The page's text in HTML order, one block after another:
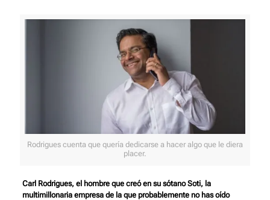
Rodrigues cuenta que quería dedicarse a hacer algo que le diera
placer.
Carl Rodrigues, el hombre que creó en su sótano Soti, la
multimillonaria empresa de la que probablemente no has oído